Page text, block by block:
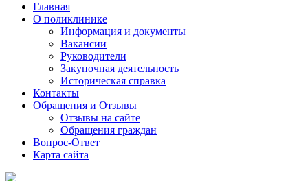
Главная
О поликлинике
Информация и документы
Вакансии
Руководители
Закупочная деятельность
Историческая справка
Контакты
Обращения и Отзывы
Отзывы на сайте
Обращения граждан
Вопрос-Ответ
Карта сайта